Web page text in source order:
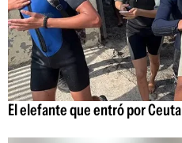
El elefante que entró por Ceuta